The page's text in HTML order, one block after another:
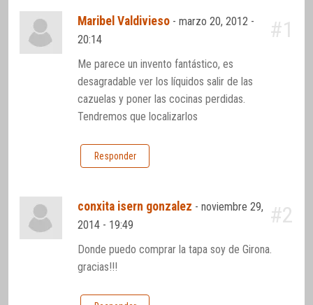
Maribel Valdivieso -marzo 20, 2012 -
20:14
#1
Me parece un invento fantástico, es
desagradable ver los líquidos salir de las
cazuelas y poner las cocinas perdidas.
Tendremos que localizarlos
Responder
conxita isern gonzalez -noviembre 29,
2014 - 19:49
#2
Donde puedo comprar la tapa soy de Girona.
gracias!!!